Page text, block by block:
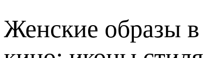
Женские образы в